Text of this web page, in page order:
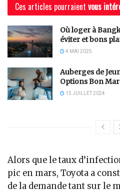
Ces articles pourraient vous
Où loger à
éviter et bons
4 MAI 2025
Auberges de
Options Bon
15 JUILLET 2024
Alors que le taux
pic en mars, Toyota a
de la demande tant sur le